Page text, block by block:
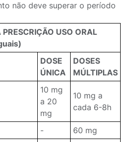
não deve superar o período
USO ORAL
DOSE
ÚNICA
DOSES
MÚLTIPLAS
10 mg
a 20
mg
10 mg a
cada 6-8h
- 60 mg